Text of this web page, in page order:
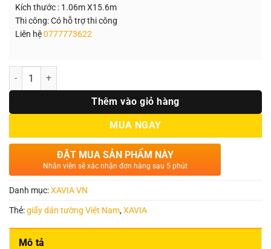
Kích thước : 1.06m X15.6m
Thi công: Có hỗ trợ thi công
Liên hệ0777773622
Số lượng
Thêm vào giỏ hàng
MUA NGAY
ĐẶT MUA SẢN PHẨM NÀY
Nhân viên sẽ xác nhận đơn hàng sau 5 phút
Danh mục:XAVIA VN
Thẻ:giấy dán tường Việt Nam,XAVIA
Mô tả